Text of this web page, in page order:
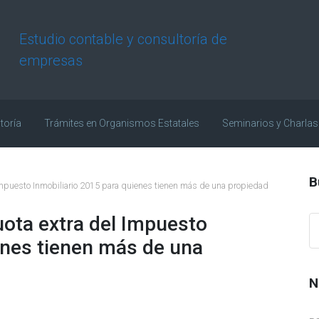
Estudio contable y consultoría de
empresas
Trámites en Organismos Estatales Seminarios y
Inmobiliario 2015 para quienes tienen más de una propiedad
extra del Impuesto
tienen más de una